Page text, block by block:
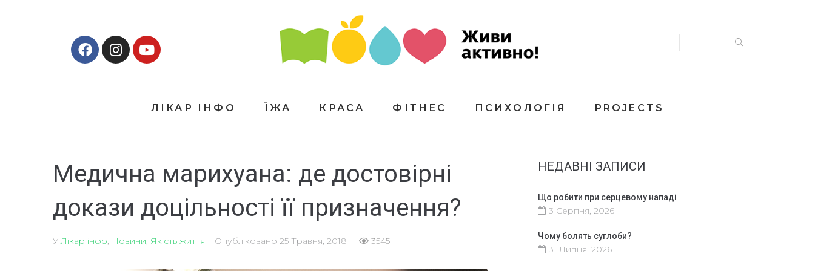
ЛІКАР ІНФО ЇЖА КРАСА ФІТНЕС ПСИХОЛОГІЯ PROJECTS
Медична марихуана: де достовірні
докази доцільності її призначення?
УЛікар інфо, Новини, Якість життя Опубліковано 25 Травня, 2018 3545
НЕДАВНІ ЗАПИСИ
Що робити при серцевому нападі
3 Серпня, 2026
Чому болять суглоби?
31 Липня, 2026